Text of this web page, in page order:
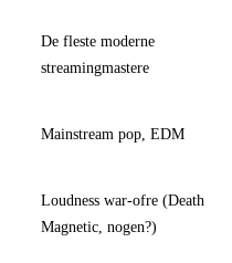
De fleste moderne
streamingmastere
Mainstream pop, EDM
Loudness war-ofre (Death
Magnetic, nogen?)